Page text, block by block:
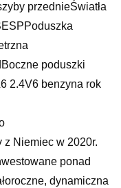
przednieŚwiatła
poduszki
2.4V6 benzyna rok
Niemiec w 2020r.
ponad
dynamiczna